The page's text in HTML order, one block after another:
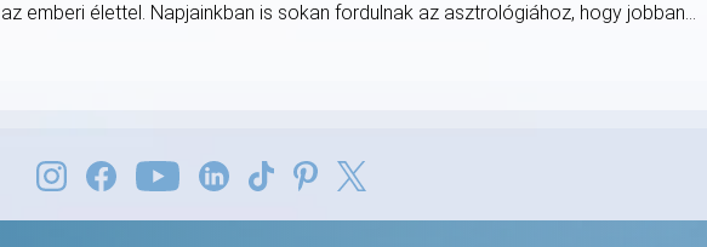
az emberi élettel. Napjainkban is sokan fordulnak az asztrológiához, hogy jobban...